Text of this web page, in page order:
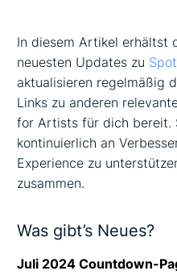
In diesem Artikel erhältst
neuesten Updates zu
aktualisieren regelmäßig
Links zu anderen
for Artists für dich bereit.
kontinuierlich an
Experience zu
zusammen.
Was gibt’s Neues?
Juli 2024 Countdown-